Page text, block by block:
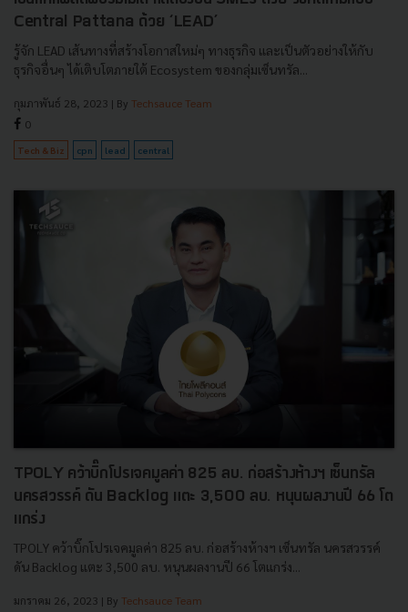
Central Pattana ด้วย ‘LEAD’
รู้จัก LEAD เส้นทางที่สร้างโอกาสใหม่ๆ ทางธุรกิจ และเป็นตัวอย่างให้กับ
ธุรกิจอื่นๆ ได้เติบโตภายใต้ Ecosystem ของกลุ่มเซ็นทรัล...
กุมภาพันธ์ 28, 2023 | By Techsauce Team
0
Tech & Biz cpn lead central
TPOLY คว้าบิ๊กโปรเจคมูลค่า 825 ลบ. ก่อสร้างห้างฯ เซ็นทรัล
นครสวรรค์ ดัน Backlog แตะ 3,500 ลบ. หนุนผลงานปี 66 โต
แกร่ง
TPOLY คว้าบิ๊กโปรเจคมูลค่า 825 ลบ. ก่อสร้างห้างฯ เซ็นทรัล นครสวรรค์
ดัน Backlog แตะ 3,500 ลบ. หนุนผลงานปี 66 โตแกร่ง...
มกราคม 26, 2023 | By Techsauce Team